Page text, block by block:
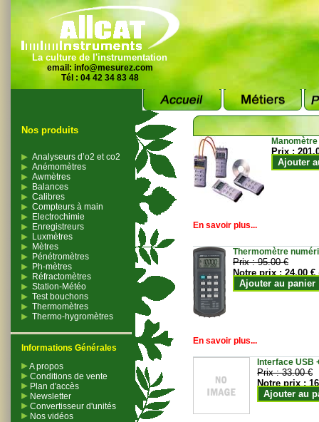
La culture de l'instrumentation
email: info@mesurez.com
Tél : 04 42 34 83 48
Nos produits
Analyseurs d’o2 et co2
Anémomètres
Awmètres
Balances
Calibres
Compteurs à main
Electrochimie
Enregistreurs
Luxmètres
Mètres
Pénétromètres
Ph-mètres
Réfractomètres
Station-Météo
Test bouchons
Thermomètres
Thermo-hygromètres
Informations Générales
A propos
Conditions de vente
Plan d'accès
Newsletter
Convertisseur d'unités
Nos vidéos
Prix :
Ajouter
En savoir plus...
Thermomètre
Prix :95.00 €
Notre prix :24.00 €
Ajouter au panier
En savoir plus...
Interface USB
Prix :33.00 €
Notre prix :
Ajouter au